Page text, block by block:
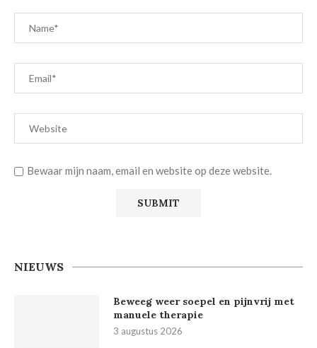
Bewaar mijn naam, email en website op deze website.
NIEUWS
Beweeg weer soepel en pijnvrij met
manuele therapie
3 augustus 2026